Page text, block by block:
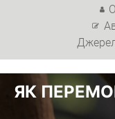
ЛІНЬ?